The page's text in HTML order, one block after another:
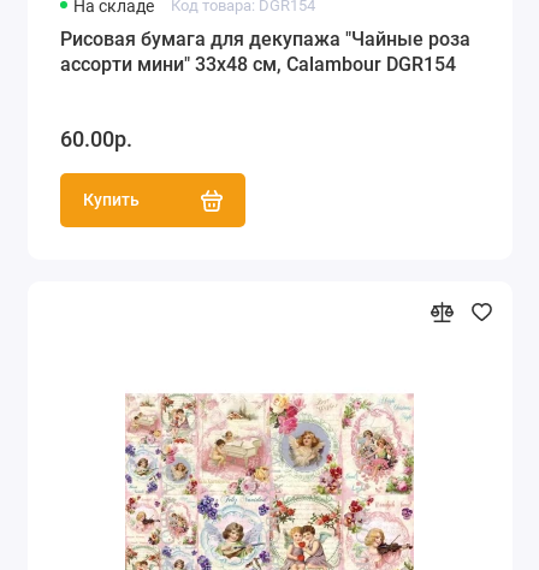
На складе Код товара: DGR154
Рисовая бумага для декупажа "Чайные роза
ассорти мини" 33х48 см, Calambour DGR154
60.00р.
Купить